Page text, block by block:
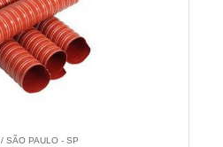
/ SÃO PAULO - SP